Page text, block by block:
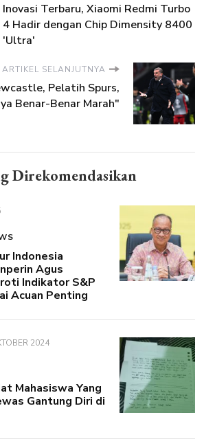
Inovasi Terbaru, Xiaomi Redmi Turbo
4 Hadir dengan Chip Dimensity 8400
'Ultra'
ARTIKEL SELANJUTNYA
Pelatih Spurs,
Benar-Benar Marah"
Direkomendasikan
Indonesia
Agus
Indikator S&P
Acuan Penting
2024
Mahasiswa Yang
Gantung Diri di